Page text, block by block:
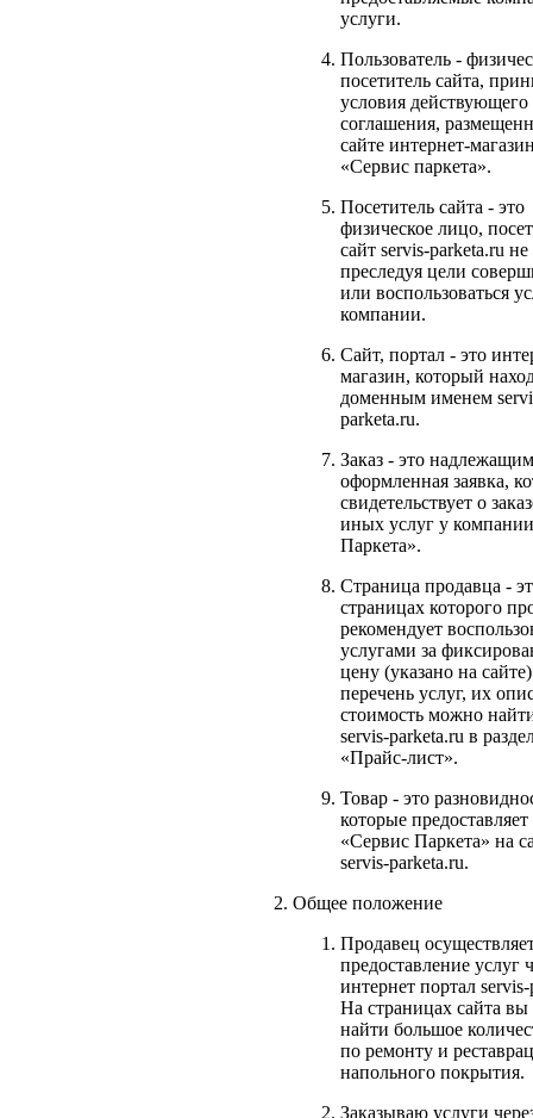
услуги.
Пользователь -
посетитель сайта,
условия действующего
соглашения,
сайте интернет-
«Сервис паркета».
Посетитель сайта - это
физическое лицо,
сайт servis-parketa.ru не
преследуя цели
или воспользоваться
компании.
Сайт, портал - это
магазин, который
доменным именем
parketa.ru.
Заказ - это
оформленная заявка,
свидетельствует о
иных услуг у
Паркета».
Страница продавца -
страницах которого
рекомендует
услугами за
цену (указано на
перечень услуг, их
стоимость можно
servis-parketa.ru в
«Прайс-лист».
Товар - это
которые
«Сервис Паркета» на
servis-parketa.ru.
Общее положение
Продавец
предоставление услуг
интернет портал
На страницах сайта
найти большое
по ремонту и
напольного покрытия.
Заказываю услуги